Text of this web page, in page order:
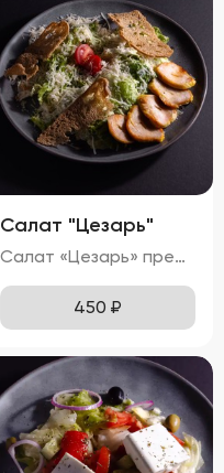
Салат "Цезарь"
Салат «Цезарь» представляет собой гармоничное сочетание свежих ингредиентов, создающих неповторимый вкусовой ансамбль. Ярко-зелёные листья салата формируют основу блюда, дополняясь сочными красными помидорами черри и золотистыми гренками. Тонкий слой пармезана равномерно покрывает салат, придавая ему пикантность. Вкусовая палитра раскрывается легким вкусом с нотками чеснока и лимона, а куриное филе добавляет блюду нежную структуру и насыщенный аромат. Помидоры черри радуют своей сладостью и сочностью, подчеркивая свежесть всего салата. Хрустящие гренки завершают композицию, добавляя приятную текстуру. Аромат блюда сочетает в себе свежие ноты зелени, чесночную остроту и теплые оттенки куриного мяса.
450 ₽